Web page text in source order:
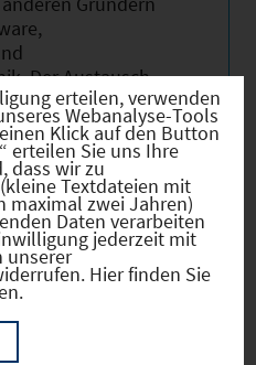
Der Austausch
der
der Technischen
und das
und
das gate zu
für den
innovativer
im gate Garchinger
erteilen, verwenden
Webanalyse-Tools
Klick auf den Button
erteilen Sie uns Ihre
dass wir zu
Textdateien mit
maximal zwei Jahren)
Daten verarbeiten
jederzeit mit
unserer
Hier finden Sie